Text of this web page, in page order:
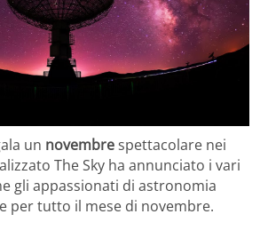
un novembrespettacolare nei
The Sky ha annunciato i vari
gli appassionati di astronomia
per tutto il mese di novembre.